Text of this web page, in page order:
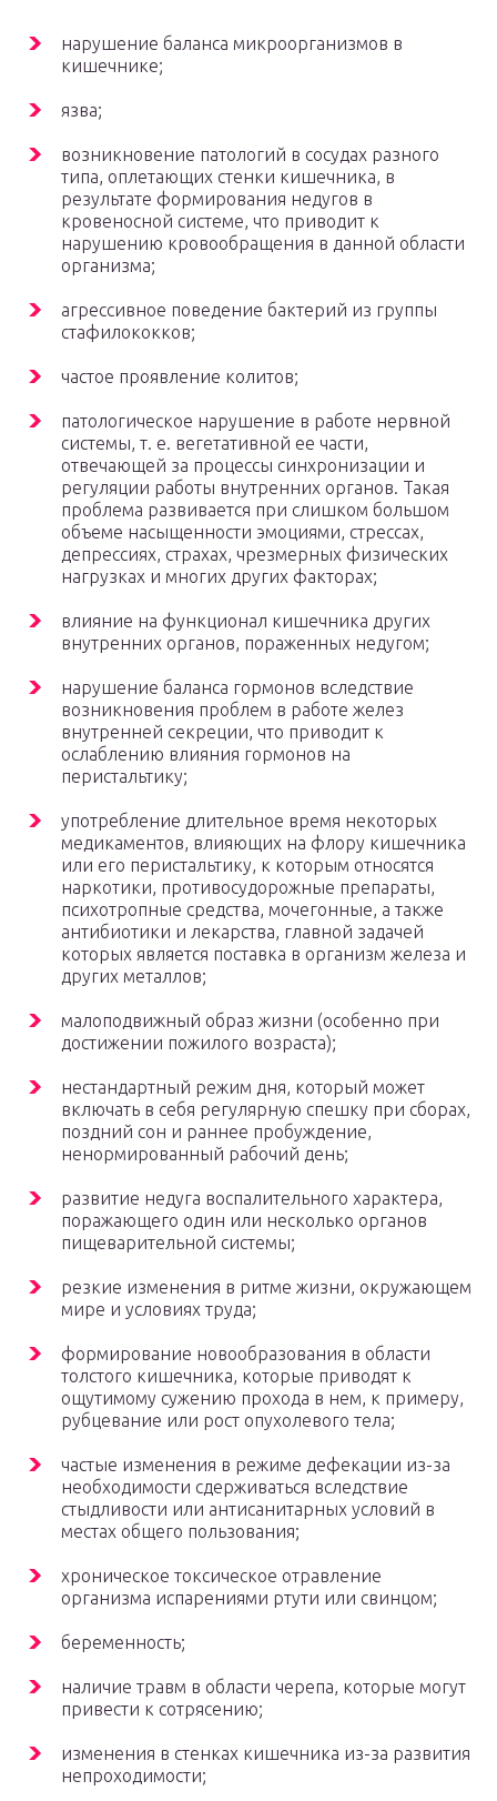
нарушение баланса микроорганизмов в
кишечнике;
язва;
возникновение патологий в сосудах разного
типа, оплетающих стенки кишечника, в
результате формирования недугов в
кровеносной системе, что приводит к
нарушению кровообращения в данной области
организма;
агрессивное поведение бактерий из группы
стафилококков;
частое проявление колитов;
патологическое нарушение в работе нервной
системы, т. е. вегетативной ее части,
отвечающей за процессы синхронизации и
регуляции работы внутренних органов. Такая
проблема развивается при слишком большом
объеме насыщенности эмоциями, стрессах,
депрессиях, страхах, чрезмерных физических
нагрузках и многих других факторах;
влияние на функционал кишечника других
внутренних органов, пораженных недугом;
нарушение баланса гормонов вследствие
возникновения проблем в работе желез
внутренней секреции, что приводит к
ослаблению влияния гормонов на
перистальтику;
употребление длительное время некоторых
медикаментов, влияющих на флору кишечника
или его перистальтику, к которым относятся
наркотики, противосудорожные препараты,
психотропные средства, мочегонные, а также
антибиотики и лекарства, главной задачей
которых является поставка в организм железа и
других металлов;
малоподвижный образ жизни (особенно при
достижении пожилого возраста);
нестандартный режим дня, который может
включать в себя регулярную спешку при сборах,
поздний сон и раннее пробуждение,
ненормированный рабочий день;
развитие недуга воспалительного характера,
поражающего один или несколько органов
пищеварительной системы;
резкие изменения в ритме жизни, окружающем
мире и условиях труда;
формирование новообразования в области
толстого кишечника, которые приводят к
ощутимому сужению прохода в нем, к примеру,
рубцевание или рост опухолевого тела;
частые изменения в режиме дефекации из-за
необходимости сдерживаться вследствие
стыдливости или антисанитарных условий в
местах общего пользования;
хроническое токсическое отравление
организма испарениями ртути или свинцом;
беременность;
наличие травм в области черепа, которые могут
привести к сотрясению;
изменения в стенках кишечника из-за развития
непроходимости;